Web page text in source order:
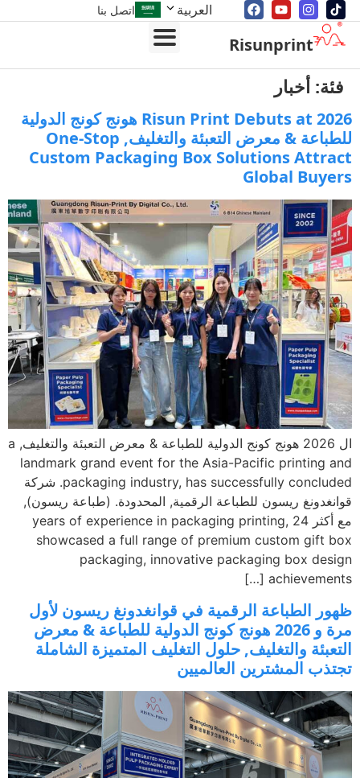
العربية اتصل بنا
Risunprint
أخبار
Risun Print Debuts at2026 هونج كونج الدولية
& معرض التعبئة والتغليف,One-Stop
Custom Packaging Box Solutions
Global
a
landmark grand event for the Asia-Pacific printing
packaging industry ,has successfully
. شركة
ريسون للطباعة الرقمية, المحدودة. (طباعة ريسون),
24
years of experience in packaging printing
showcased a full range of premium custom gift
packaging,innovative packaging box
[…]
الطباعة الرقمية في قوانغدونغ ريسون لأول
مرة و 2026 هونج كونج الدولية للطباعة & معرض
والتغليف, حلول التغليف المتميزة الشاملة
المشترين العالميين